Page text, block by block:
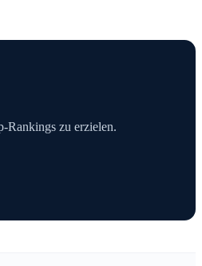
Rankings zu erzielen.